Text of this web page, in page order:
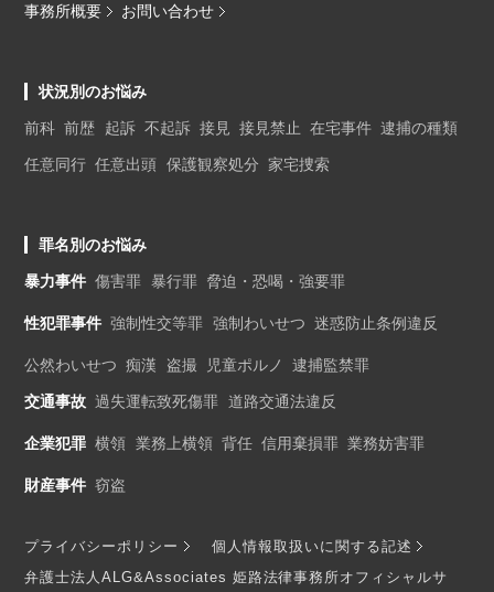
事務所概要 お問い合わせ
状況別のお悩み
前科 前歴 起訴 不起訴 接見 接見禁止 在宅事件 逮捕の種類
任意同行 任意出頭 保護観察処分 家宅捜索
罪名別のお悩み
暴力事件 傷害罪 暴行罪 脅迫・恐喝・強要罪
性犯罪事件 強制性交等罪 強制わいせつ 迷惑防止条例違反
公然わいせつ 痴漢 盗撮 児童ポルノ 逮捕監禁罪
交通事故 過失運転致死傷罪 道路交通法違反
企業犯罪 横領 業務上横領 背任 信用棄損罪 業務妨害罪
財産事件 窃盗
プライバシーポリシー
個人情報取扱いに関する記述
弁護士法人ALG&Associates 姫路法律事務所オフィシャルサ